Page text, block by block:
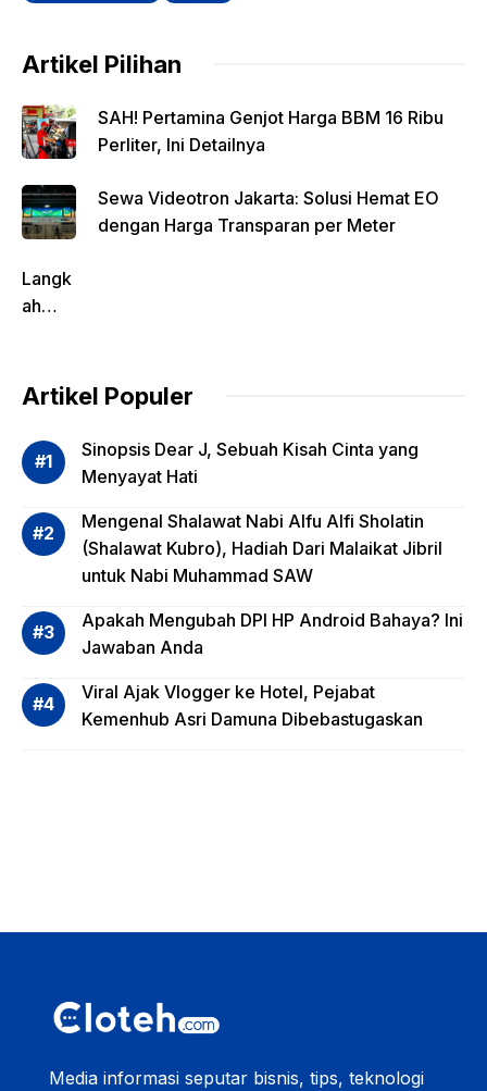
Artikel Pilihan
SAH! Pertamina Genjot Harga BBM 16 Ribu
Perliter, Ini Detailnya
Sewa Videotron Jakarta: Solusi Hemat EO
dengan Harga Transparan per Meter
Langk
ah
dalam
si
Risiko
asi
Reksa
Saja?
Artikel Populer
Sinopsis Dear J, Sebuah Kisah Cinta yang
Menyayat Hati
Mengenal Shalawat Nabi Alfu Alfi Sholatin
(Shalawat Kubro), Hadiah Dari Malaikat Jibril
untuk Nabi Muhammad SAW
Apakah Mengubah DPI HP Android Bahaya? Ini
Jawaban Anda
Viral Ajak Vlogger ke Hotel, Pejabat
Kemenhub Asri Damuna Dibebastugaskan
Media informasi seputar bisnis, tips, teknologi